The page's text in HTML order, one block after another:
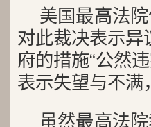
美国最高法
对此裁决表示异
府的措施“公然
表示失望与不满
虽然最高法